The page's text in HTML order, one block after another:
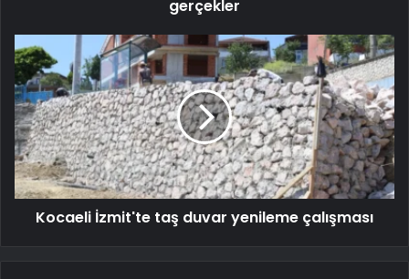
gerçekler
Kocaeli İzmit'te taş duvar yenileme çalışması